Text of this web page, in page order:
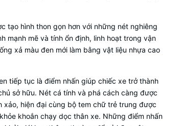
tạo hình thon gọn hơn với những nét nghiêng
mạnh mẽ và tính ổn định, linh hoạt trong vận
xả màu đen mới làm bằng vật liệu nhựa cao
tiếp tục là điểm nhấn giúp chiếc xe trở thành
sở hữu. Nét cá tính và phá cách càng được
xảo, hiện đại cùng bộ tem chữ trẻ trung được
khoắn chạy dọc thân xe. Những điểm nhấn